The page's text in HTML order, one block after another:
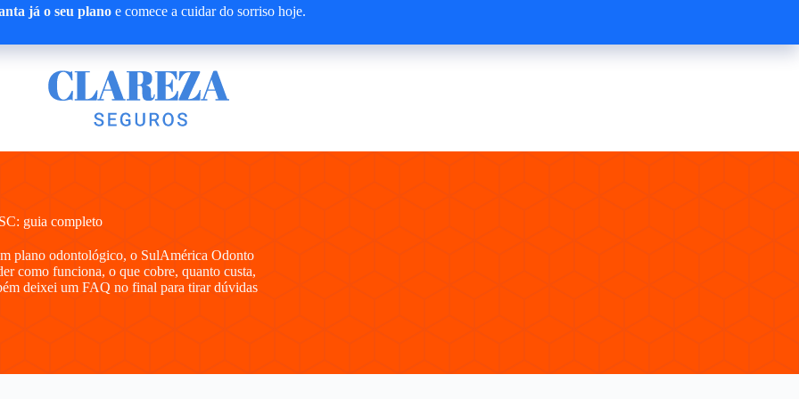
já o seu planoe comece a cuidar do sorriso hoje.
guia completo
plano odontológico, o SulAmérica Odonto
como funciona, o que cobre, quanto custa,
deixei um FAQ no final para tirar dúvidas